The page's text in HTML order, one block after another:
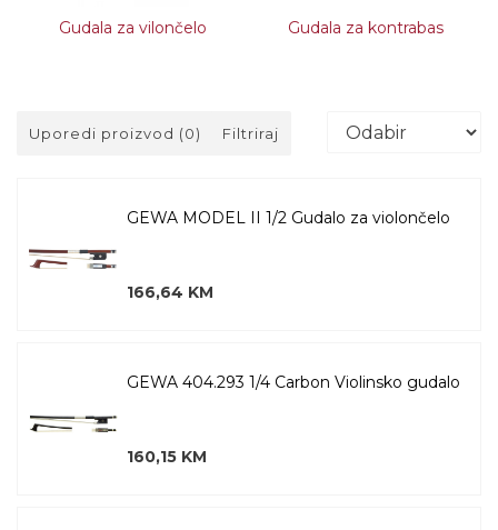
Gudala za vilončelo Gudala za kontrabas
Uporedi proizvod (0) Filtriraj
GEWA MODEL II 1/2 Gudalo za violončelo
166,64 KM
GEWA 404.293 1/4 Carbon Violinsko gudalo
160,15 KM